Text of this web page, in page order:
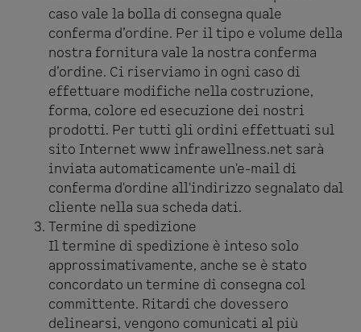
caso vale la bolla di consegna quale
conferma d’ordine. Per il tipo e volume della
nostra fornitura vale la nostra conferma
d’ordine. Ci riserviamo in ogni caso di
effettuare modifiche nella costruzione,
forma, colore ed esecuzione dei nostri
prodotti. Per tutti gli ordini effettuati sul
sito Internet www infrawellness.net sarà
inviata automaticamente un'e-mail di
conferma d'ordine all'indirizzo segnalato dal
cliente nella sua scheda dati.
Termine di spedizione
Il termine di spedizione è inteso solo
approssimativamente, anche se è stato
concordato un termine di consegna col
committente. Ritardi che dovessero
delinearsi, vengono comunicati al più